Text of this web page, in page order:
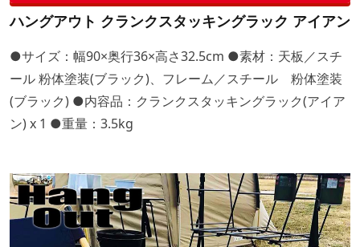
ハングアウト クランクスタッキングラック アイアン
●サイズ：幅90×奥行36×高さ32.5cm ●素材：天板／スチ
ール 粉体塗装(ブラック)、フレーム／スチール 粉体塗装
(ブラック) ●内容品：クランクスタッキングラック(アイア
ン) x 1 ●重量：3.5kg